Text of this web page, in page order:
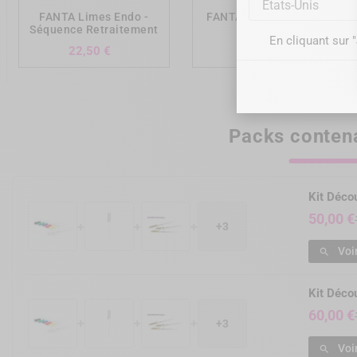
FANTA Limes Endo -
Séquence Retraitement
22,50 €
FANTA Limes Endo - F-
Prix
Packs
+3
Kit
50,00 €

+3
Kit
60,00 €

États-Unis
En cliquant sur